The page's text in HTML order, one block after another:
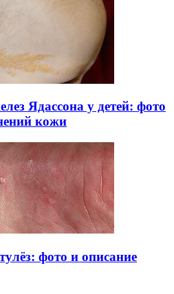
Ядассона у детей: фото
кожи
фото и описание